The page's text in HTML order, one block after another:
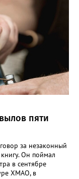
пяти
за незаконный
Он поймал
в сентябре
ХМАО, в